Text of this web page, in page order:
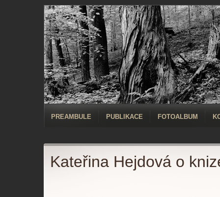
PREAMBULE PUBLIKACE FOTOALBUM
Kateřina Hejdová o